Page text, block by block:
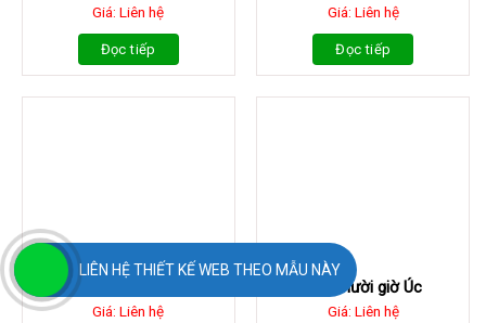
Giá: Liên hệ
Đọc tiếp
Giá: Liên hệ
Đọc tiếp
Giá: Liên hệ
Cây mười giờ Úc
Giá: Liên hệ
LIÊN HỆ THIẾT KẾ WEB THEO MẪU NÀY